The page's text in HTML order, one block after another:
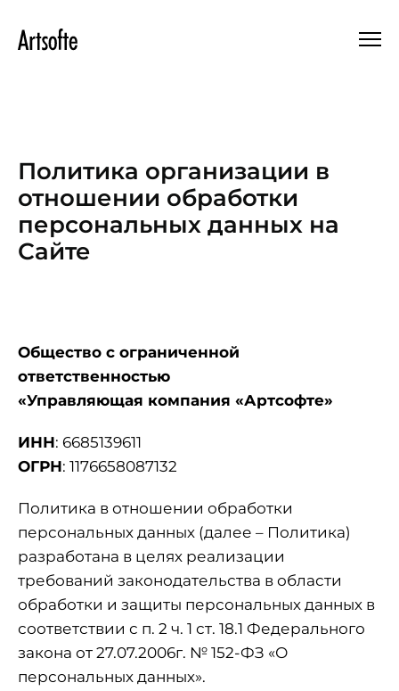
Политика организации в
отношении обработки
персональных данных на
Сайте
Общество с ограниченной
ответственностью
«Управляющая компания «Артсофте»
ИНН: 6685139611
ОГРН: 1176658087132
Политика в отношении обработки
персональных данных (далее – Политика)
разработана в целях реализации
требований законодательства в области
обработки и защиты персональных данных в
соответствии с п. 2 ч. 1 ст. 18.1 Федерального
закона от 27.07.2006г. № 152-ФЗ «О
персональных данных».